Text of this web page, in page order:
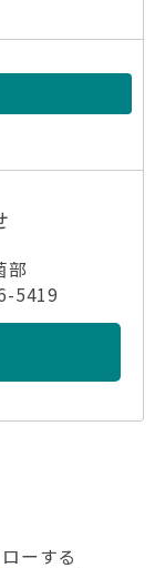
部
5419
ーする